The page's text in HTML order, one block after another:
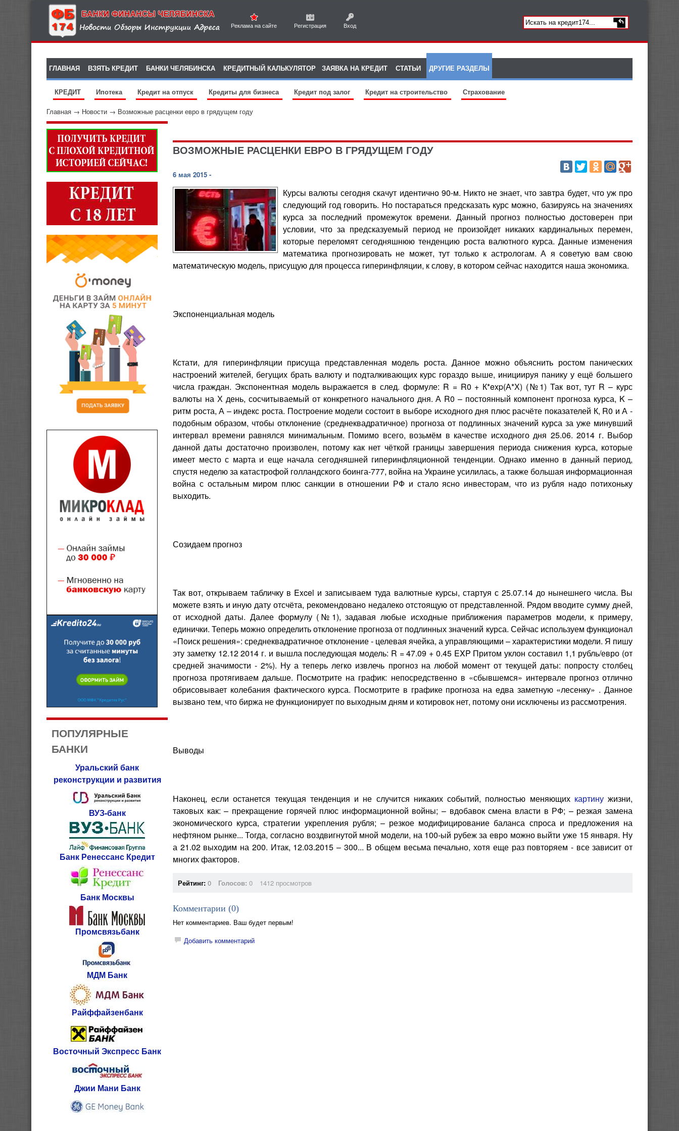
Реклама на сайте Регистрация Вход
ГЛАВНАЯ ВЗЯТЬ КРЕДИТ БАНКИ ЧЕЛЯБИНСКА КРЕДИТНЫЙ КАЛЬКУЛЯТОР ЗАЯВКА НА КРЕДИТ СТАТЬИ ДРУГИЕ РАЗДЕЛЫ
КРЕДИТ Ипотека Кредит на отпуск Кредиты для бизнеса Кредит под залог Кредит на строительство Страхование
Главная → Новости → Возможные расценки евро в грядущем году
ПОПУЛЯРНЫЕ
БАНКИ
Уральский банк
реконструкции и развития
ВУЗ-банк
Банк Ренессанс Кредит
Банк Москвы
Промсвязьбанк
МДМ Банк
Райффайзенбанк
Восточный Экспресс Банк
Джии Мани Банк
ВОЗМОЖНЫЕ РАСЦЕНКИ ЕВРО В ГРЯДУЩЕМ ГОДУ
6 мая 2015 -
Курсы валюты сегодня скачут идентично 90-м. Никто не знает, что завтра будет, что уж про
следующий год говорить. Но постараться предсказать курс можно, базируясь на значениях
курса за последний промежуток времени. Данный прогноз полностью достоверен при
условии, что за предсказуемый период не произойдет никаких кардинальных перемен,
которые переломят сегодняшнюю тенденцию роста валютного курса. Данные изменения
математика прогнозировать не может, тут только к астрологам. А я советую вам свою
математическую модель, присущую для процесса гиперинфляции, к слову, в котором сейчас находится наша экономика.
Экспоненциальная модель
Кстати, для гиперинфляции присуща представленная модель роста. Данное можно объяснить ростом панических
настроений жителей, бегущих брать валюту и подталкивающих курс гораздо выше, инициируя панику у ещё большего
числа граждан. Экспонентная модель выражается в след. формуле: R = R0 + К*exp(А*Х) (№1) Так вот, тут R – курс
валюты на Х день, сосчитываемый от конкретного начального дня. А R0 – постоянный компонент прогноза курса, K –
ритм роста, А – индекс роста. Построение модели состоит в выборе исходного дня плюс расчёте показателей К, R0 и А -
подобным образом, чтобы отклонение (среднеквадратичное) прогноза от подлинных значений курса за уже минувший
интервал времени равнялся минимальным. Помимо всего, возьмём в качестве исходного дня 25.06. 2014 г. Выбор
данной даты достаточно произволен, потому как нет чёткой границы завершения периода снижения курса, которые
имеет место с марта и еще начала сегодняшней гиперинфляционной тенденции. Однако именно в данный период,
спустя неделю за катастрофой голландского боинга-777, война на Украине усилилась, а также большая информационная
война с остальным миром плюс санкции в отношении РФ и стало ясно инвесторам, что из рубля надо потихоньку
выходить.
Созидаем прогноз
Так вот, открываем табличку в Excel и записываем туда валютные курсы, стартуя с 25.07.14 до нынешнего числа. Вы
можете взять и иную дату отсчёта, рекомендовано недалеко отстоящую от представленной. Рядом вводите сумму дней,
от исходной даты. Далее формулу (№1), задавая любые исходные приближения параметров модели, к примеру,
единички. Теперь можно определить отклонение прогноза от подлинных значений курса. Сейчас используем функционал
«Поиск решения»: среднеквадратичное отклонение - целевая ячейка, а управляющими – характеристики модели. Я пишу
эту заметку 12.12 2014 г. и вышла последующая модель: R = 47.09 + 0.45 EXP Притом уклон составил 1,1 рубль/евро (от
средней значимости - 2%). Ну а теперь легко извлечь прогноз на любой момент от текущей даты: попросту столбец
прогноза протягиваем дальше. Посмотрите на график: непосредственно в «сбывшемся» интервале прогноз отлично
обрисовывает колебания фактического курса. Посмотрите в графике прогноза на едва заметную «лесенку» . Данное
вызвано тем, что биржа не функционирует по выходным дням и котировок нет, потому они исключены из рассмотрения.
Выводы
Наконец, если останется текущая тенденция и не случится никаких событий, полностью меняющих картинужизни,
таковых как: – прекращение горячей плюс информационной войны; – вдобавок смена власти в РФ; – резкая замена
экономического курса, стратегии укрепления рубля; – резкое модифицирование баланса спроса и предложения на
нефтяном рынке... Тогда, согласно воздвигнутой мной модели, на 100-ый рубеж за евро можно выйти уже 15 января. Ну
а 21.02 выходим на 200. Итак, 12.03.2015 – 300... В общем весьма печально, хотя еще раз повторяем - все зависит от
многих факторов.
Рейтинг: 0 Голосов: 0 1412 просмотров
Комментарии (0)
Нет комментариев. Ваш будет первым!
Добавить комментарий